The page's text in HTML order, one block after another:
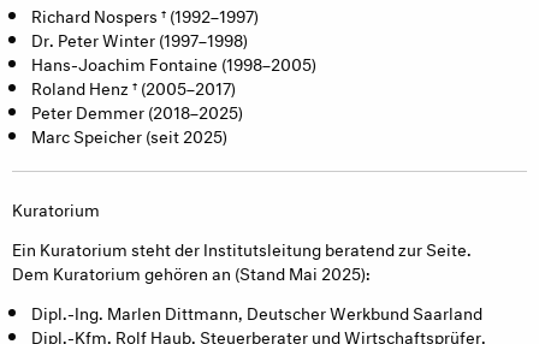
Richard Nospers † (1992–1997)
Dr. Peter Winter (1997–1998)
Hans-Joachim Fontaine (1998–2005)
Roland Henz † (2005–2017)
Peter Demmer (2018–2025)
Marc Speicher (seit 2025)
Kuratorium
Ein Kuratorium steht der Institutsleitung beratend zur Seite.
Dem Kuratorium gehören an (Stand Mai 2025):
Dipl.-Ing. Marlen Dittmann, Deutscher Werkbund Saarland
Dipl.-Kfm. Rolf Haub, Steuerberater und Wirtschaftsprüfer,